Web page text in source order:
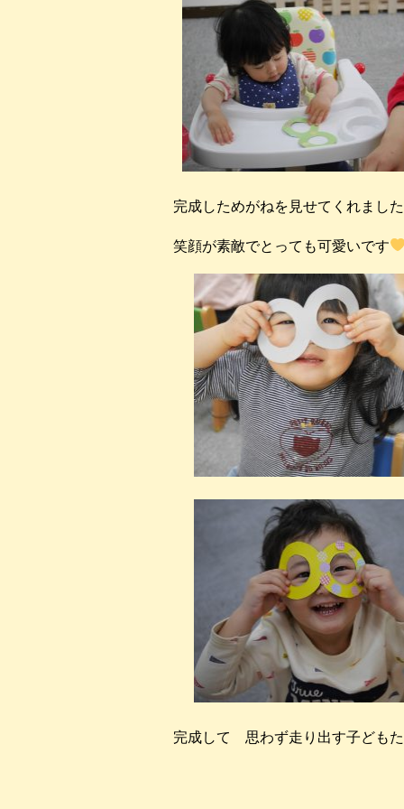
完成しためがねを見せてくれまし
笑顔が素敵でとっても可愛いです
完成して 思わず走り出す子ども